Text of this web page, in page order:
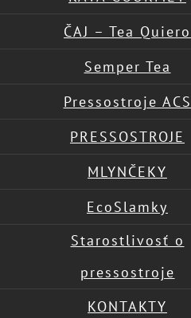
ČAJ – Tea Quiero
Semper Tea
Pressostroje ACS
PRESSOSTROJE
MLYNČEKY
EcoSlamky
Starostlivosť o
pressostroje
KONTAKTY